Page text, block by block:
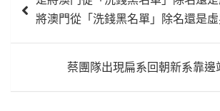
章 將澳門從「洗錢黑名單」除名還是虛
蔡團隊出現扁系回朝新系靠邊